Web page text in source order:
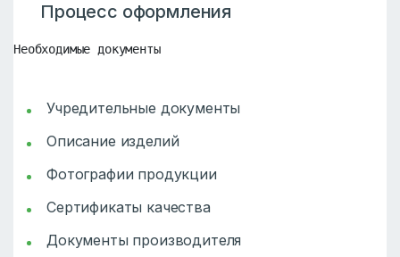
Процесс оформления
Необходимые документы
Учредительные документы
Описание изделий
Фотографии продукции
Сертификаты качества
Документы производителя